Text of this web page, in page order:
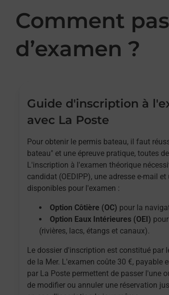
Comment
d’examen ?
Guide d'inscription à
avec La Poste
Pour obtenir le permis bateau, il faut
bateau" et une épreuve pratique, toutes
L'inscription à l'examen théorique
candidat (OEDIPP), une adresse e-mail
disponibles pour l'examen :
Option Côtière (OC) pour la
Option Eaux Intérieures (OEI)
(rivières, lacs, étangs et canaux).
Le dossier d'inscription est constitué par
de la Mer. L'examen coûte 30 €, payable
par La Poste permettent de passer l'une
de modifier ou annuler une réservation